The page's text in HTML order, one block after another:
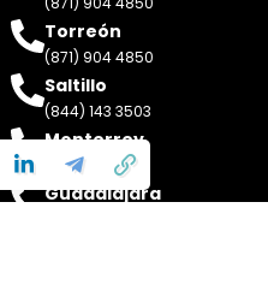
Torreón
(871) 904 4850
Saltillo
(844) 143 3503
Monterrey
(81) 2188 0412
Guadalajara